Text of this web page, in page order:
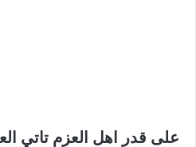
على قدر اهل العزم تاتي